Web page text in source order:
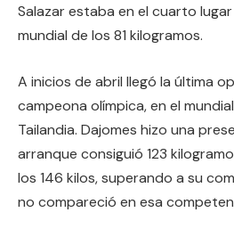
Salazar estaba en el cuarto
mundial de los 81 kilogramos.
A inicios de abril llegó la última
campeona olímpica, en el
Tailandia. Dajomes hizo una
arranque consiguió 123
los 146 kilos, superando a su
no compareció en esa